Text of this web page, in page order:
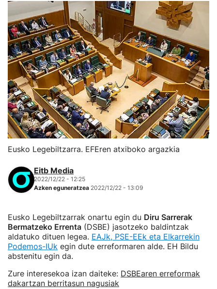
Eusko Legebiltzarra. EFEren atxiboko argazkia
Eitb Media
2022/12/22 - 12:25
Azken eguneratzea 2022/12/22 - 13:09
Eusko Legebiltzarrak onartu egin du Diru Sarrerak
Bermatzeko Errenta (DSBE) jasotzeko baldintzak
aldatuko dituen legea. EAJk, PSE-EEk eta Elkarrekin
Podemos-IUk egin dute erreformaren alde. EH Bildu
abstenitu egin da.
Zure interesekoa izan daiteke: DSBEaren erreformak
dakartzan berritasun nagusiak